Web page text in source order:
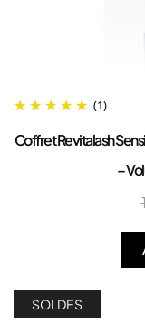
(1)
Coffret Revitalash
–
SOLDES